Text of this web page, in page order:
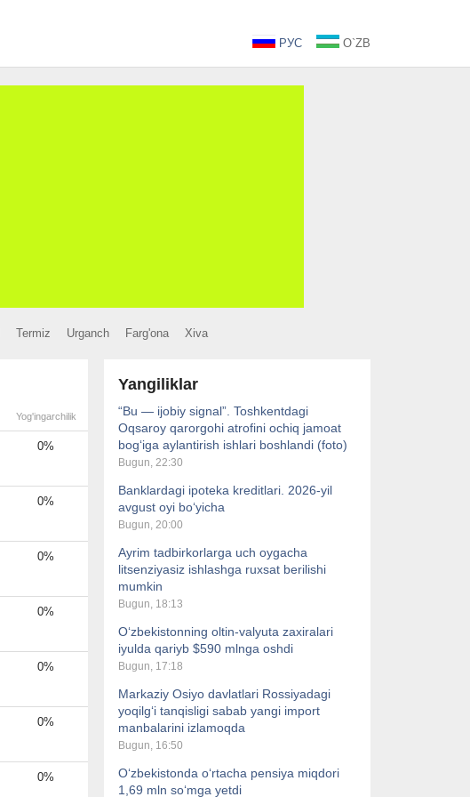
РУС O`ZB
Termiz Urganch Farg'ona Xiva
Yog'ingarchilik
0%
0%
0%
0%
0%
0%
0%
Yangiliklar
“Bu — ijobiy signal”. Toshkentdagi
Oqsaroy qarorgohi atrofini ochiq jamoat
bog‘iga aylantirish ishlari boshlandi (foto)
Bugun, 22:30
Banklardagi ipoteka kreditlari. 2026-yil
avgust oyi bo‘yicha
Bugun, 20:00
Ayrim tadbirkorlarga uch oygacha
litsenziyasiz ishlashga ruxsat berilishi
mumkin
Bugun, 18:13
O‘zbekistonning oltin-valyuta zaxiralari
iyulda qariyb $590 mlnga oshdi
Bugun, 17:18
Markaziy Osiyo davlatlari Rossiyadagi
yoqilg‘i tanqisligi sabab yangi import
manbalarini izlamoqda
Bugun, 16:50
O‘zbekistonda o‘rtacha pensiya miqdori
1,69 mln so‘mga yetdi